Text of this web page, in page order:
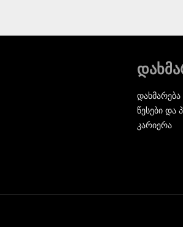
დახმარება
წესები და
კარიერა